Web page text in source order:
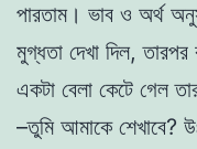
পারতাম। ভাব ও অর্থ
মুগ্ধতা দেখা দিল,
একটা বেলা কেটে গেল
–তুমি আমাকে শেখাবে?